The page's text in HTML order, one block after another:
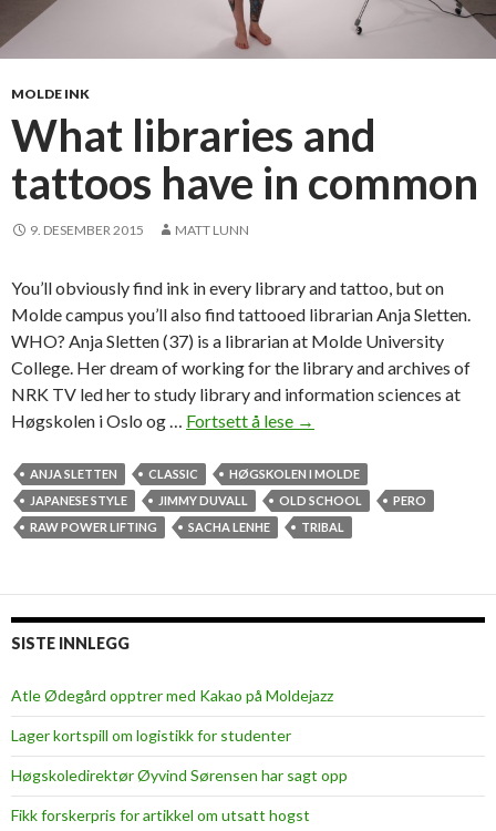
MOLDE INK
What libraries and
tattoos have in common
9. DESEMBER 2015 MATT LUNN
You’ll obviously find ink in every library and tattoo, but on
Molde campus you’ll also find tattooed librarian Anja Sletten.
WHO? Anja Sletten (37) is a librarian at Molde University
College. Her dream of working for the library and archives of
NRK TV led her to study library and information sciences at
Høgskolen i Oslo og … Fortsett å lese W
a
t
i
e
n
d
→
ANJA SLETTEN CLASSIC
HØGSKOLEN I MOLDE
JAPANESE STYLE
JIMMY DUVALL OLD SCHOOL
PERO
RAW POWER LIFTING
SACHA LENHE TRIBAL
SISTE INNLEGG
Atle Ødegård opptrer med Kakao på Moldejazz
Lager kortspill om logistikk for studenter
Høgskoledirektør Øyvind Sørensen har sagt opp
Fikk forskerpris for artikkel om utsatt hogst